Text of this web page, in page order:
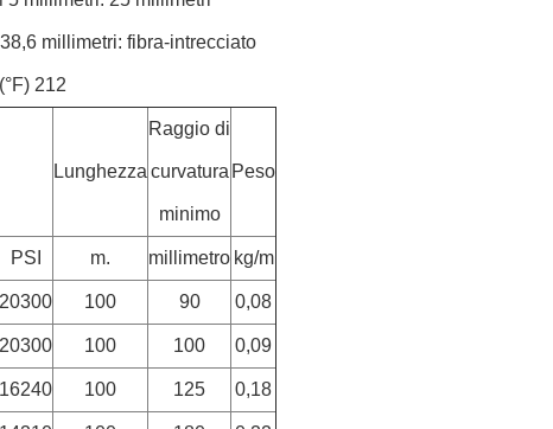
millimetri: fibra-intrecciato
212
Lunghezza
Raggio di
curvatura
minimo
Peso
PSI m. millimetro kg/m
20300 100 90 0,08
20300 100 100 0,09
16240 100 125 0,18